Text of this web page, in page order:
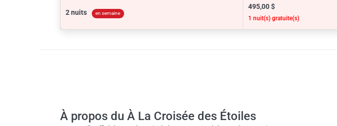
2 nuits en semaine
495,00 $
1 nuit(s) gratuite(s)
À propos du À La Croisée des Étoiles